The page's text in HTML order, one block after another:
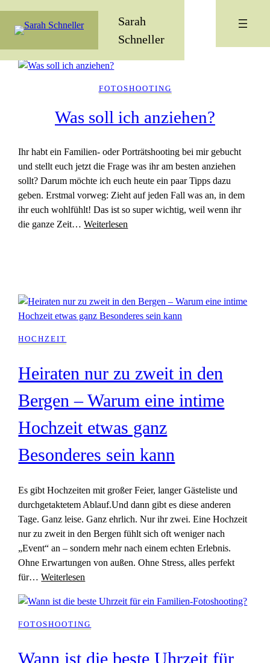
Sarah
Schneller
FOTOSHOOTING
Was soll ich anziehen?
Ihr habt ein Familien- oder Porträtshooting bei mir gebucht
und stellt euch jetzt die Frage was ihr am besten anziehen
sollt? Darum möchte ich euch heute ein paar Tipps dazu
geben. Erstmal vorweg: Zieht auf jeden Fall was an, in dem
ihr euch wohlfühlt! Das ist so super wichtig, weil wenn ihr
die ganze Zeit…Weiterlesen
HOCHZEIT
Heiraten nur zu zweit in den
Bergen – Warum eine intime
Hochzeit etwas ganz
Besonderes sein kann
Es gibt Hochzeiten mit großer Feier, langer Gästeliste und
durchgetaktetem Ablauf.Und dann gibt es diese anderen
Tage. Ganz leise. Ganz ehrlich. Nur ihr zwei. Eine Hochzeit
nur zu zweit in den Bergen fühlt sich oft weniger nach
„Event“ an – sondern mehr nach einem echten Erlebnis.
Ohne Erwartungen von außen. Ohne Stress, alles perfekt
für…Weiterlesen
FOTOSHOOTING
Wann ist die beste Uhrzeit für